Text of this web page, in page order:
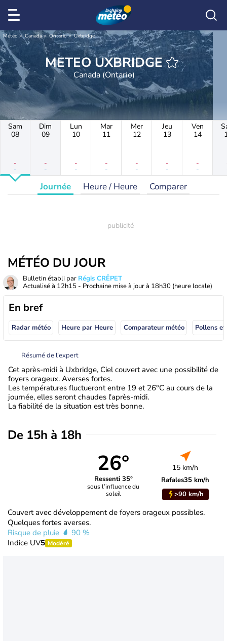
Météo Canada Ontario Uxbridge
METEO UXBRIDGE
Canada (Ontario)
Sam
08
-
-
Dim
09
-
-
Lun
10
-
-
Mar
11
-
-
Mer
12
-
-
Jeu
13
-
-
Ven
14
-
-
Journée Heure / Heure Comparer
MÉTÉO DU JOUR
Bulletin établi par Régis CRÊPET
Actualisé à 12h15 - Prochaine mise à jour à 18h30 (heure locale)
En bref
Radar météo Heure par Heure Comparateur météo Pollens
Résumé de l’expert
Cet après-midi à Uxbridge, Ciel couvert avec une possibilité de
foyers orageux. Averses fortes.
Les températures fluctueront entre 19 et 26°C au cours de la
journée, elles seront chaudes l'après-midi.
La fiabilité de la situation est très bonne.
De 15h à 18h
26°
Ressenti 35°
sous l’influence du
soleil
15 km/h
Rafales35 km/h
>90 km/h
Couvert avec développement de foyers orageux possibles.
Quelques fortes averses.
Risque de pluie
90 %
Indice UV5 Modéré